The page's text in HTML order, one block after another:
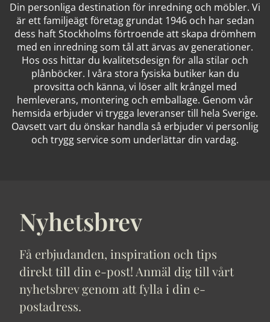
Din personliga destination för inredning och möbler. Vi
är ett familjeägt företag grundat 1946 och har sedan
dess haft Stockholms förtroende att skapa drömhem
med en inredning som tål att ärvas av generationer.
Hos oss hittar du kvalitetsdesign för alla stilar och
plånböcker. I våra stora fysiska butiker kan du
provsitta och känna, vi löser allt krångel med
hemleverans, montering och emballage. Genom vår
hemsida erbjuder vi trygga leveranser till hela Sverige.
Oavsett vart du önskar handla så erbjuder vi personlig
och trygg service som underlättar din vardag.
Nyhetsbrev
Få erbjudanden, inspiration och tips
direkt till din e-post! Anmäl dig till vårt
nyhetsbrev genom att fylla i din e-
postadress.